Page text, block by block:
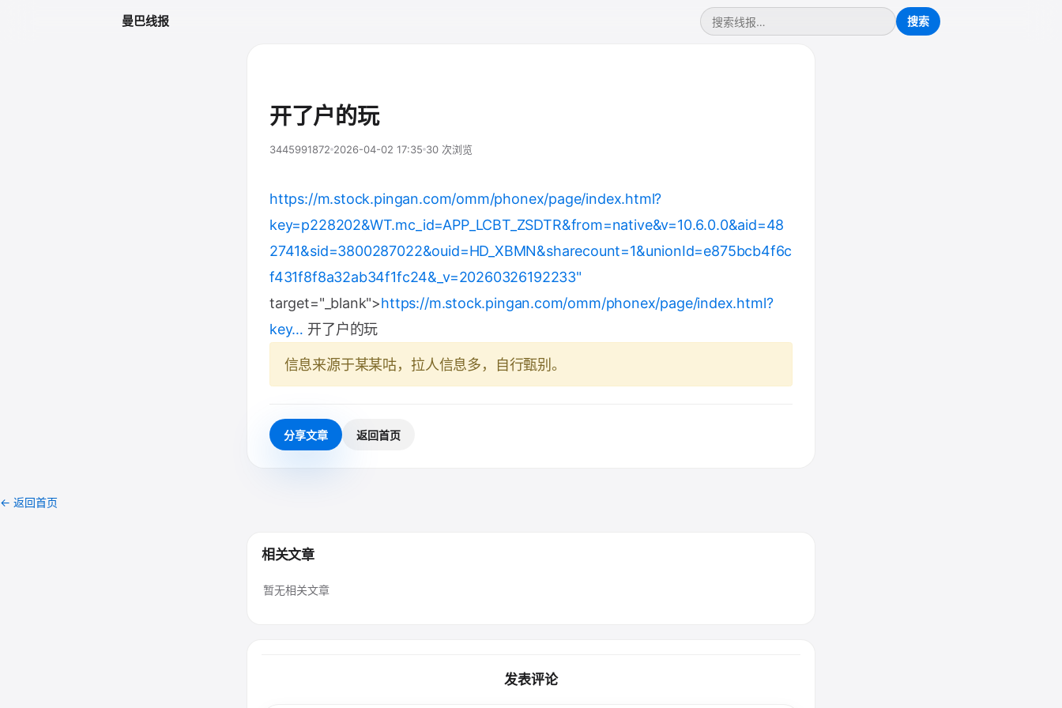
曼巴线报
开了户的玩
3445991872 2026-04-02 17:35 30 次浏览
https://m.stock.pingan.com/omm/phonex/page/index.html?
key=p228202&WT.mc_id=APP_LCBT_ZSDTR&from=native&v=10.6.0.0&aid=48
2741&sid=3800287022&ouid=HD_XBMN&sharecount=1&unionId=e875bcb4f6c
f431f8f8a32ab34f1fc24&_v=20260326192233"
target="_blank">https://m.stock.pingan.com/omm/phonex/page/index.html?
key… 开了户的玩
信息来源于某某咕，拉人信息多，自行甄别。
分享文章 返回首页
← 返回首页
相关文章
暂无相关文章
发表评论